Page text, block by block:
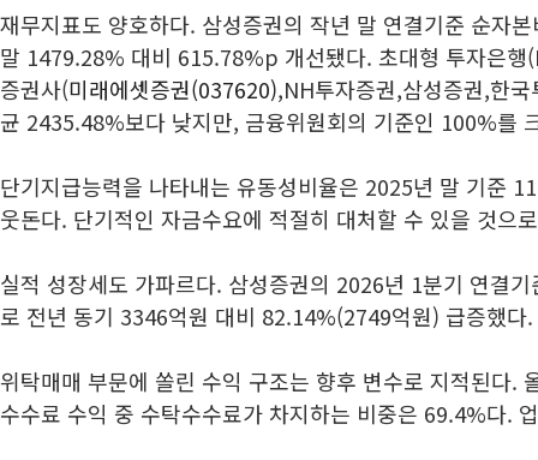
재무지표도 양호하다. 삼성증권의 작년 말 연결기준 순자
말 1479.28% 대비 615.78%p 개선됐다. 초대형 투자은행
증권사(미래에셋증권(037620),NH투자증권,삼성증권,한
균 2435.48%보다 낮지만, 금융위원회의 기준인 100%를
단기지급능력을 나타내는 유동성비율은 2025년 말 기준
웃돈다. 단기적인 자금수요에 적절히 대처할 수 있을 것으
실적 성장세도 가파르다. 삼성증권의 2026년 1분기 연결
로 전년 동기 3346억원 대비 82.14%(2749억원) 급증했다.
위탁매매 부문에 쏠린 수익 구조는 향후 변수로 지적된다.
수수료 수익 중 수탁수수료가 차지하는 비중은 69.4%다.